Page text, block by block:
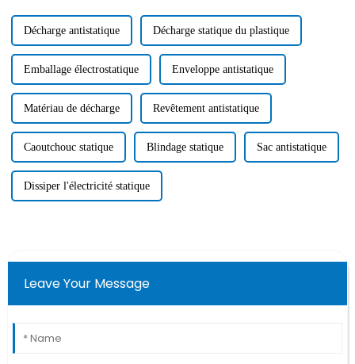
Décharge antistatique Décharge statique du plastique
Emballage électrostatique Enveloppe antistatique
Matériau de décharge Revêtement antistatique
Caoutchouc statique Blindage statique Sac antistatique
Dissiper l'électricité statique
Leave Your Message